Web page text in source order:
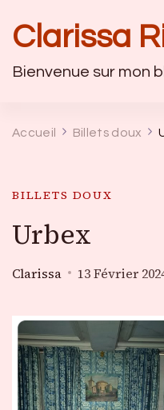
Clarissa
Bienvenue sur mon
Accueil Billets doux
BILLETS DOUX
Urbex
Clarissa 13 Février